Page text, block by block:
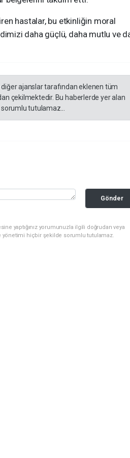
hastalar, bu etkinliğin moral
daha güçlü, daha mutlu ve
ajanslar tarafından eklenen tüm
çekilmektedir. Bu haberlerde yer alan
tutulamaz...
Gönder
yaptığınız yorumunuzla ilgili doğrudan veya
yönetimi hiçbir şekilde sorumlu tutulamaz.